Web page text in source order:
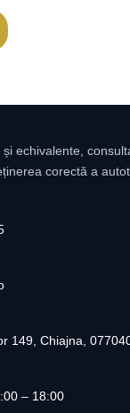
echivalente,
corectă a
149, Chiajna,
– 18:00